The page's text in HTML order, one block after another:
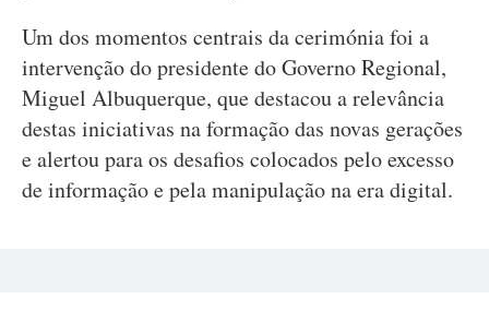
Um dos momentos centrais da cerimónia foi a
intervenção do presidente do Governo Regional,
Miguel Albuquerque, que destacou a relevância
destas iniciativas na formação das novas gerações
e alertou para os desafios colocados pelo excesso
de informação e pela manipulação na era digital.